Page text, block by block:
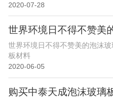
2020-07-28
世界环境日不得不赞美的泡沫玻
板材料
2020-06-05